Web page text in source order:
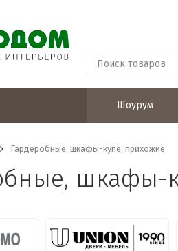
Шоурум
Гардеробные, шкафы-купе, прихожие
шкафы-